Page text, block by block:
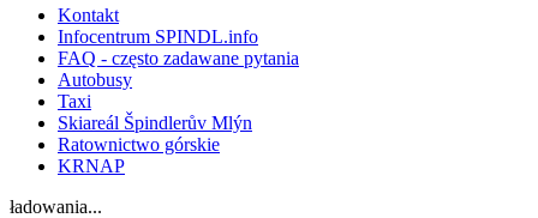
Kontakt
Infocentrum SPINDL.info
FAQ - często zadawane pytania
Autobusy
Taxi
Skiareál Špindlerův Mlýn
Ratownictwo górskie
KRNAP
ładowania...